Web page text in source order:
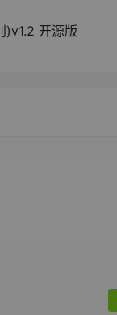
)v1.2 开源版